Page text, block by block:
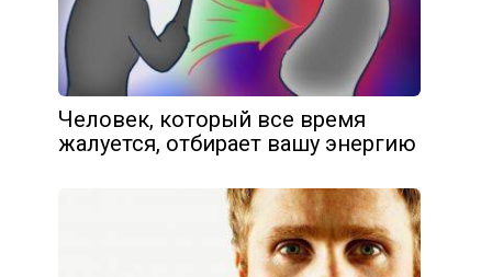
Человек, который все время
жалуется, отбирает вашу энергию